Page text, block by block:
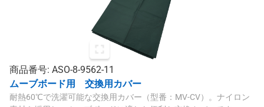
商品番号: ASO-8-9562-11
ムーブボード用 交換用カバー
耐熱60℃で洗濯可能な交換用カバー（型番：MV-CV）。ナイロン